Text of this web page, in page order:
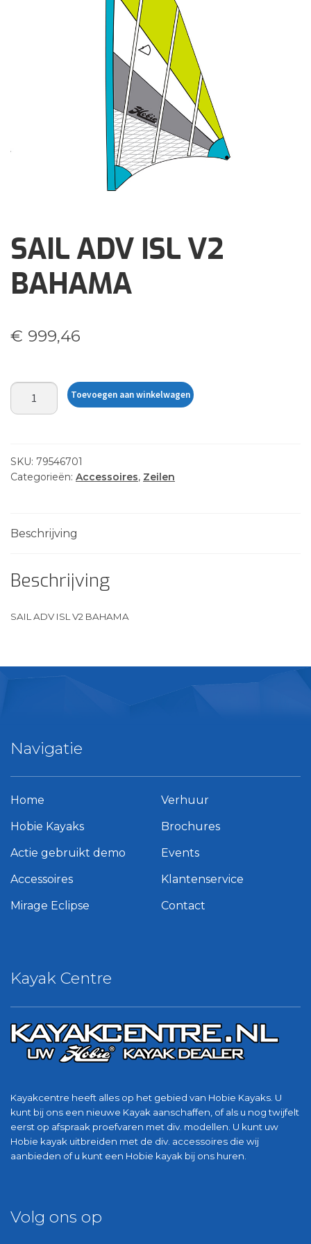
SAIL ADV ISL V2
BAHAMA
€ 999,46
SAIL
ADV
BAHAMA
aantal
Toevoegen aan winkelwagen
SKU: 79546701
Categorieën: Accessoires, Zeilen
Beschrijving
Beschrijving
SAIL ADV ISL V2 BAHAMA
Kayak Centre
Kayakcentre heeft alles op het gebied van Hobie Kayaks. U
kunt bij ons een nieuwe Kayak aanschaffen, of als u nog twijfelt
eerst op afspraak proefvaren met div. modellen. U kunt uw
Hobie kayak uitbreiden met de div. accessoires die wij
aanbieden of u kunt een Hobie kayak bij ons huren.
Navigatie
Home
Hobie Kayaks
Actie gebruikt demo
Accessoires
Mirage Eclipse
Verhuur
Brochures
Events
Klantenservice
Contact
Volg ons op